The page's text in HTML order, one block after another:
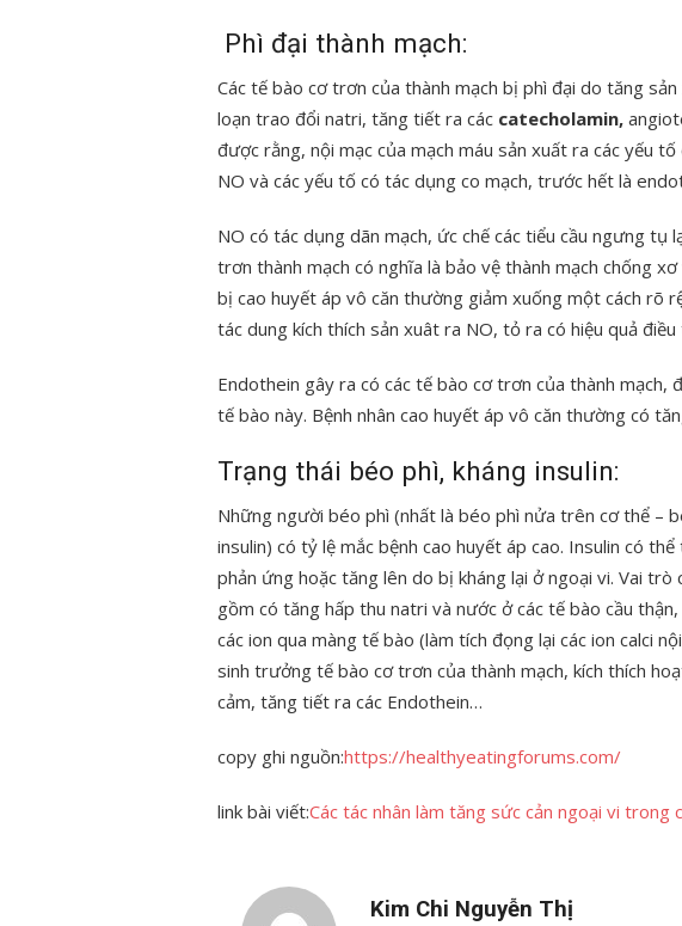
Phì đại thành mạch:
Các tế bào cơ trơn của thành mạch bị phì đại do tăng
loạn trao đổi natri, tăng tiết ra các catecholamin,
được rằng, nội mạc của mạch máu sản xuất ra các yếu
NO và các yếu tố có tác dụng co mạch, trước hết là
NO có tác dụng dãn mạch, ức chế các tiểu cầu ngưng tụ
trơn thành mạch có nghĩa là bảo vệ thành mạch chống
bị cao huyết áp vô căn thường giảm xuống một cách rõ
tác dung kích thích sản xuât ra NO, tỏ ra có hiệu quả
Endothein gây ra có các tế bào cơ trơn của thành mạch,
tế bào này. Bệnh nhân cao huyết áp vô căn thường có
Trạng thái béo phì, kháng insulin:
Những người béo phì (nhất là béo phì nửa trên cơ thể –
insulin) có tỷ lệ mắc bệnh cao huyết áp cao. Insulin có
phản ứng hoặc tăng lên do bị kháng lại ở ngoại vi. Vai trò
gồm có tăng hấp thu natri và nước ở các tế bào cầu
các ion qua màng tế bào (làm tích đọng lại các ion calci
sinh trưởng tế bào cơ trơn của thành mạch, kích thích
cảm, tăng tiết ra các Endothein…
copy ghi nguồn:https://healthyeatingforums.com/
link bài viết:Các tác nhân làm tăng sức cản ngoại vi trong
Kim Chi Nguyễn Thị